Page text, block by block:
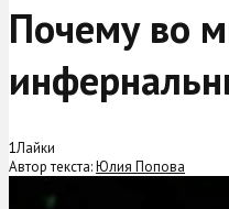
Почему во
1Лайки
Автор текста:Юлия Попова